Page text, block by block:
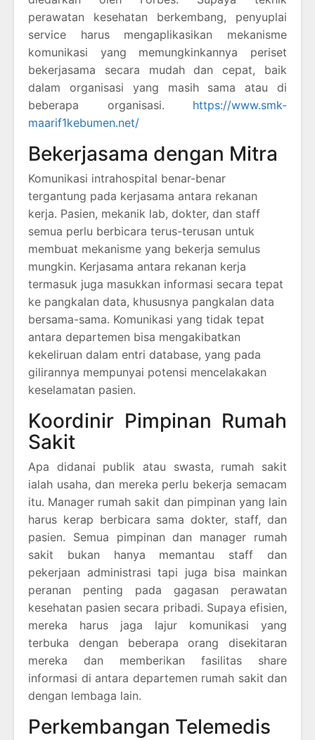
perawatan kesehatan berkembang, penyuplai
service harus mengaplikasikan mekanisme
komunikasi yang memungkinkannya periset
bekerjasama secara mudah dan cepat, baik
dalam organisasi yang masih sama atau di
beberapa organisasi. https://www.smk-
maarif1kebumen.net/
Bekerjasama dengan Mitra
Komunikasi intrahospital benar-benar
tergantung pada kerjasama antara rekanan
kerja. Pasien, mekanik lab, dokter, dan staff
semua perlu berbicara terus-terusan untuk
membuat mekanisme yang bekerja semulus
mungkin. Kerjasama antara rekanan kerja
termasuk juga masukkan informasi secara tepat
ke pangkalan data, khususnya pangkalan data
bersama-sama. Komunikasi yang tidak tepat
antara departemen bisa mengakibatkan
kekeliruan dalam entri database, yang pada
gilirannya mempunyai potensi mencelakakan
keselamatan pasien.
Koordinir Pimpinan Rumah
Sakit
Apa didanai publik atau swasta, rumah sakit
ialah usaha, dan mereka perlu bekerja semacam
itu. Manager rumah sakit dan pimpinan yang lain
harus kerap berbicara sama dokter, staff, dan
pasien. Semua pimpinan dan manager rumah
sakit bukan hanya memantau staff dan
pekerjaan administrasi tapi juga bisa mainkan
peranan penting pada gagasan perawatan
kesehatan pasien secara pribadi. Supaya efisien,
mereka harus jaga lajur komunikasi yang
terbuka dengan beberapa orang disekitaran
mereka dan memberikan fasilitas share
informasi di antara departemen rumah sakit dan
dengan lembaga lain.
Perkembangan Telemedis